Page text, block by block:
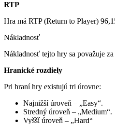
RTP
Hra má RTP (Return to Player)
Nákladnosť
Nákladnosť tejto hry sa považuje
Hranické rozdiely
Pri hraní hry existujú tri úrovne:
Najnižší úroveň – „Easy“.
Stredný úroveň – „Medium“.
Vyšší úroveň – „Hard“